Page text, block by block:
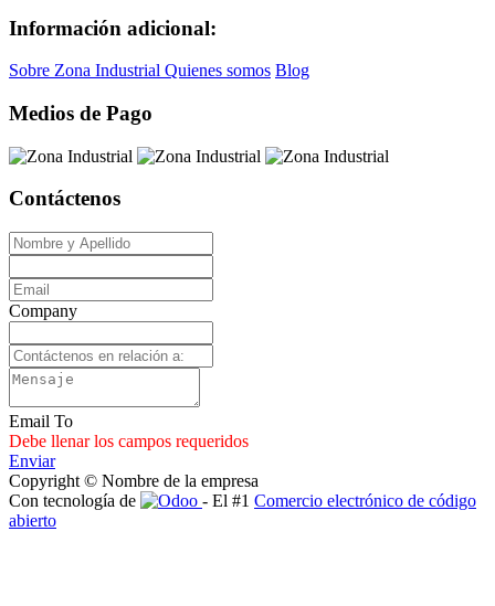
Información adicional:
Sobre Zona Industrial Quienes somos Blog
Medios de Pago
Contáctenos
Company
Email To
Debe llenar los campos requeridos
Enviar
Copyright © Nombre de la empresa
Con tecnología de
- El #1 Comercio electrónico de código
abierto